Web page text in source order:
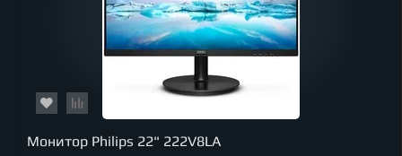
Монитор Philips 22" 222V8LA